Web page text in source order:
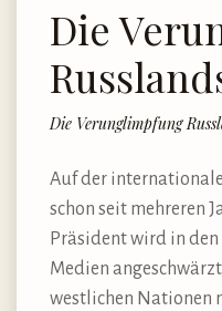
Die
Die Verunglimpfung
Auf der
schon seit mehreren
Präsident wird in
Medien
westlichen Nationen